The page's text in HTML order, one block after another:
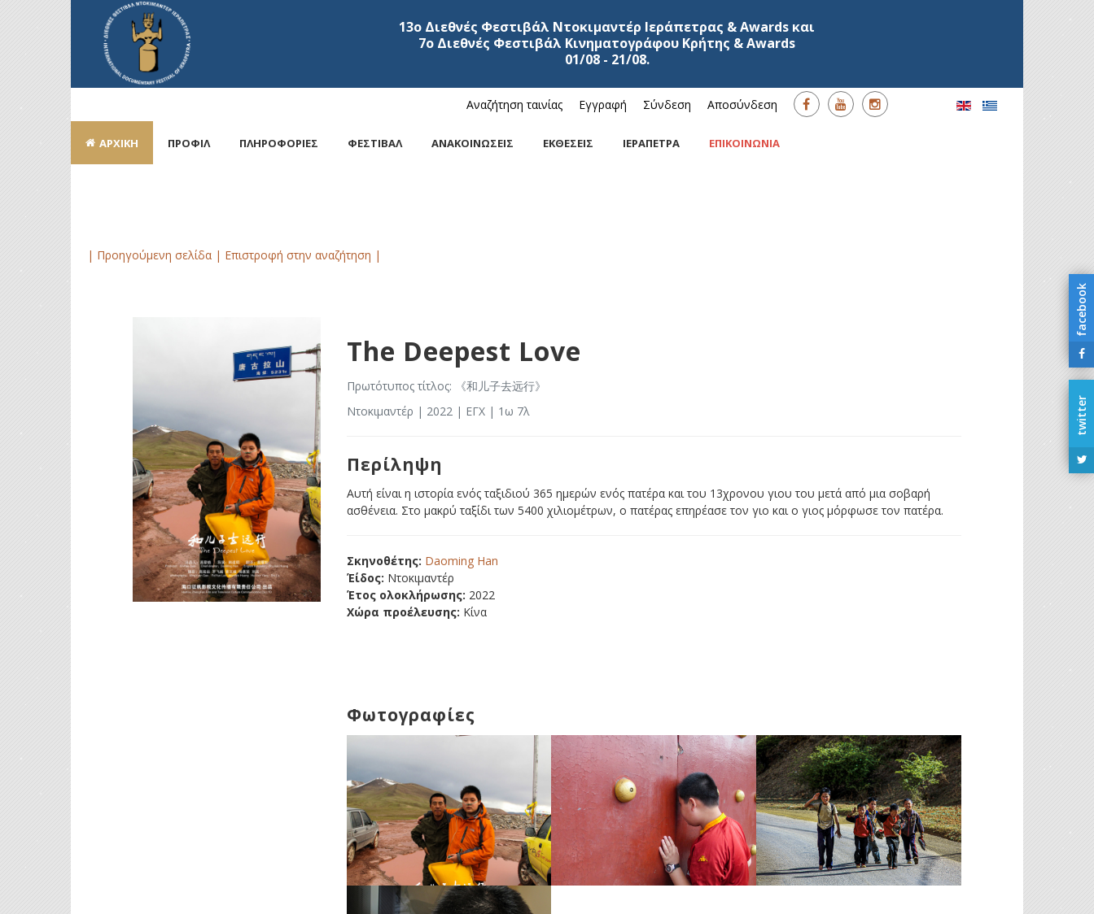
13ο Διεθνές Φεστιβάλ Ντοκιμαντέρ Ιεράπετρας & Awards και
7ο Διεθνές Φεστιβάλ Κινηματογράφου Κρήτης & Awards
01/08 - 21/08.
Αναζήτηση ταινίας Εγγραφή Σύνδεση Αποσύνδεση
ΑΡΧΙΚΗ ΠΡΟΦΙΛ ΠΛΗΡΟΦΟΡΙΕΣ ΦΕΣΤΙΒΑΛ ΑΝΑΚΟΙΝΩΣΕΙΣ ΕΚΘΕΣΕΙΣ ΙΕΡΑΠΕΤΡΑ ΕΠΙΚΟΙΝΩΝΙΑ
facebook
twitter
| Προηγούμενη σελίδα | Επιστροφή στην αναζήτηση |
The Deepest Love
Πρωτότυπος τίτλος: 《和儿子去远行》
Ντοκιμαντέρ | 2022 | ΕΓΧ | 1ω 7λ
Περίληψη
Αυτή είναι η ιστορία ενός ταξιδιού 365 ημερών ενός πατέρα και του 13χρονου γιου του μετά από μια σοβαρή
ασθένεια. Στο μακρύ ταξίδι των 5400 χιλιομέτρων, ο πατέρας επηρέασε τον γιο και ο γιος μόρφωσε τον πατέρα.
Σκηνοθέτης: Daoming Han
Έίδος: Ντοκιμαντέρ
Έτος ολοκλήρωσης: 2022
Χώρα προέλευσης: Κίνα
Φωτογραφίες